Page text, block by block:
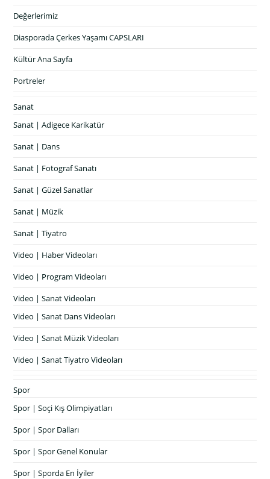
Değerlerimiz
Diasporada Çerkes Yaşamı CAPSLARI
Kültür Ana Sayfa
Portreler
Sanat
Sanat | Adigece Karikatür
Sanat | Dans
Sanat | Fotograf Sanatı
Sanat | Güzel Sanatlar
Sanat | Müzik
Sanat | Tiyatro
Video | Haber Videoları
Video | Program Videoları
Video | Sanat Videoları
Video | Sanat Dans Videoları
Video | Sanat Müzik Videoları
Video | Sanat Tiyatro Videoları
Spor
Spor | Soçi Kış Olimpiyatları
Spor | Spor Dalları
Spor | Spor Genel Konular
Spor | Sporda En İyiler